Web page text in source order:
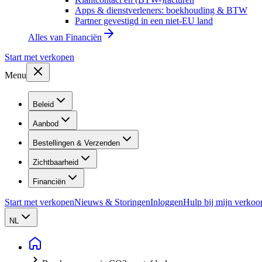
Apps & dienstverleners: boekhouding & BTW
Partner gevestigd in een niet-EU land
Alles van Financiën
Start met verkopen
Menu
Beleid
Aanbod
Bestellingen & Verzenden
Zichtbaarheid
Financiën
Start met verkopenNieuws & StoringenInloggenHulp bij mijn
NL